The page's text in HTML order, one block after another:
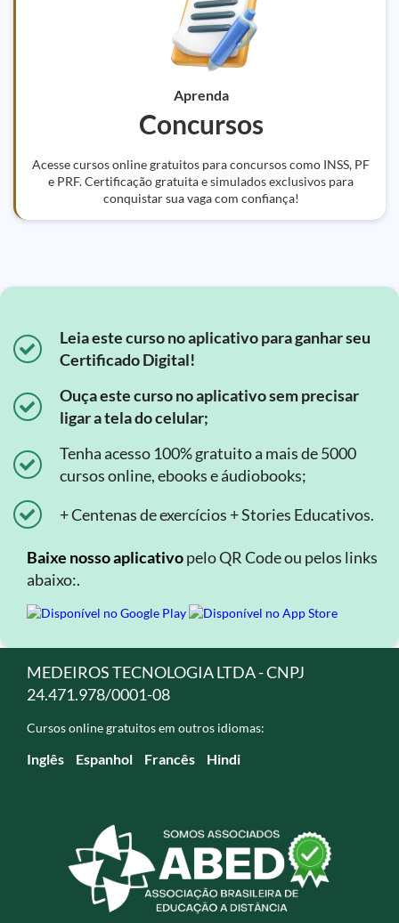
Aprenda
Concursos
Acesse cursos online gratuitos para concursos como INSS, PF
e PRF. Certificação gratuita e simulados exclusivos para
conquistar sua vaga com confiança!
Leia este curso no aplicativo para ganhar seu
Certificado Digital!
Ouça este curso no aplicativo sem precisar
ligar a tela do celular;
Tenha acesso 100% gratuito a mais de 5000
cursos online, ebooks e áudiobooks;
+ Centenas de exercícios + Stories Educativos.
Baixe nosso aplicativopelo QR Code ou pelos links
abaixo:.
MEDEIROS TECNOLOGIA LTDA - CNPJ
24.471.978/0001-08
Cursos online gratuitos em outros idiomas:
Inglês Espanhol Francês Hindi